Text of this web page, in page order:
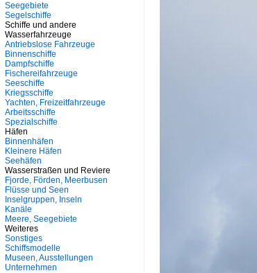
Seegebiete
Segelschiffe
Schiffe und andere
Wasserfahrzeuge
Antriebslose Fahrzeuge
Binnenschiffe
Dampfschiffe
Fischereifahrzeuge
Seeschiffe
Kriegsschiffe
Yachten, Freizeitfahrzeuge
Arbeitsschiffe
Spezialschiffe
Häfen
Binnenhäfen
Kleinere Häfen
Seehäfen
Wasserstraßen und Reviere
Fjorde, Förden, Meerbusen
Flüsse und Seen
Inselgruppen, Inseln
Kanäle
Meere, Seegebiete
Weiteres
Sonstiges
Schiffsmodelle
Museen, Ausstellungen
Unternehmen